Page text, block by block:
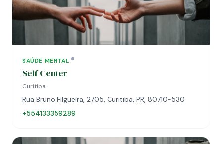
SAÚDE MENTAL
Self Center
Curitiba
Rua Bruno Filgueira, 2705, Curitiba, PR, 80710-530
+554133359289